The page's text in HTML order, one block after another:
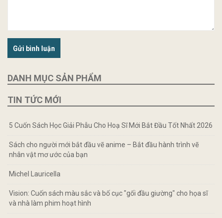
DANH MỤC SẢN PHẨM
TIN TỨC MỚI
5 Cuốn Sách Học Giải Phẫu Cho Hoạ Sĩ Mới Bắt Đầu Tốt Nhất 2026
Sách cho người mới bắt đầu vẽ anime – Bắt đầu hành trình vẽ
nhân vật mơ ước của bạn
Michel Lauricella
Vision: Cuốn sách màu sắc và bố cục "gối đầu giường" cho họa sĩ
và nhà làm phim hoạt hình
Gửi bình luận